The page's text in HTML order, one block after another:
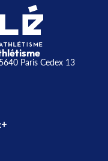
Paris Cedex 13
+